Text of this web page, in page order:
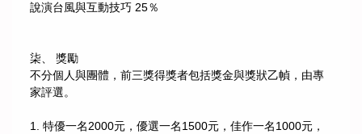
說演台風與互動技巧 25％
柒、 獎勵
不分個人與團體，前三獎得獎者包括獎金與獎狀乙幀，由專
家評選。
1. 特優一名2000元，優選一名1500元，佳作一名1000元，